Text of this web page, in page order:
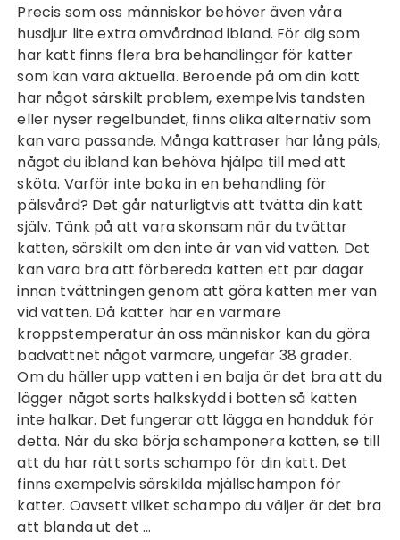
Precis som oss människor behöver även våra
husdjur lite extra omvårdnad ibland. För dig som
har katt finns flera bra behandlingar för katter
som kan vara aktuella. Beroende på om din katt
har något särskilt problem, exempelvis tandsten
eller nyser regelbundet, finns olika alternativ som
kan vara passande. Många kattraser har lång päls,
något du ibland kan behöva hjälpa till med att
sköta. Varför inte boka in en behandling för
pälsvård? Det går naturligtvis att tvätta din katt
själv. Tänk på att vara skonsam när du tvättar
katten, särskilt om den inte är van vid vatten. Det
kan vara bra att förbereda katten ett par dagar
innan tvättningen genom att göra katten mer van
vid vatten. Då katter har en varmare
kroppstemperatur än oss människor kan du göra
badvattnet något varmare, ungefär 38 grader.
Om du häller upp vatten i en balja är det bra att du
lägger något sorts halkskydd i botten så katten
inte halkar. Det fungerar att lägga en handduk för
detta. När du ska börja schamponera katten, se till
att du har rätt sorts schampo för din katt. Det
finns exempelvis särskilda mjällschampon för
katter. Oavsett vilket schampo du väljer är det bra
att blanda ut det …